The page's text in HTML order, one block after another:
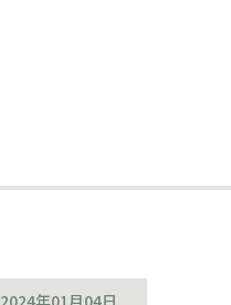
2024年01月04日